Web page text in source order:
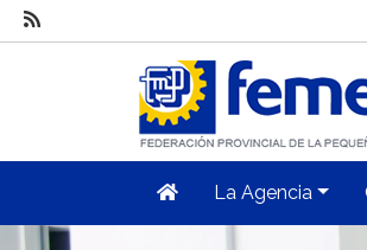
La Agencia